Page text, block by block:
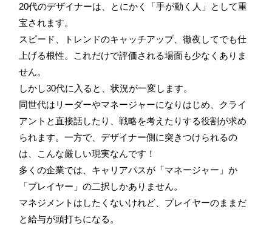
20代のデザイナーは、とにかく「手が動く人」として重
宝されます。
スピード、トレンドのキャッチアップ、徹夜してでも仕
上げる根性。これだけで評価される場面も少なくありま
せん。
しかし30代に入ると、状況が一変します。
同世代はリーダーやマネージャーになりはじめ、クライ
アントと直接話したり、戦略を考えたりする役割が求め
られます。一方で、デザイナー側に突きつけられるの
は、こんな厳しい現実なんです！
多くの企業では、キャリアパスが「マネージャー」か
「プレイヤー」の二択しかありません。
マネジメントはしたくないけれど、プレイヤーのままだ
と給与が頭打ちになる。